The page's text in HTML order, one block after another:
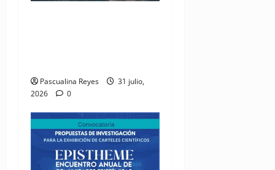
Pascualina Reyes
31 julio,
2026
0